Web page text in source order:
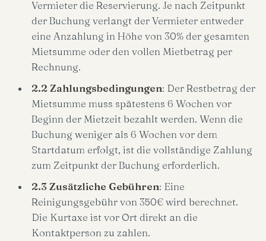
Vermieter die Reservierung. Je nach Zeitpunkt
der Buchung verlangt der Vermieter entweder
eine Anzahlung in Höhe von 30% der gesamten
Mietsumme oder den vollen Mietbetrag per
Rechnung.
2.2 Zahlungsbedingungen: Der Restbetrag der
Mietsumme muss spätestens 6 Wochen vor
Beginn der Mietzeit bezahlt werden. Wenn die
Buchung weniger als 6 Wochen vor dem
Startdatum erfolgt, ist die vollständige Zahlung
zum Zeitpunkt der Buchung erforderlich.
2.3 Zusätzliche Gebühren: Eine
Reinigungsgebühr von 350€ wird berechnet.
Die Kurtaxe ist vor Ort direkt an die
Kontaktperson zu zahlen.